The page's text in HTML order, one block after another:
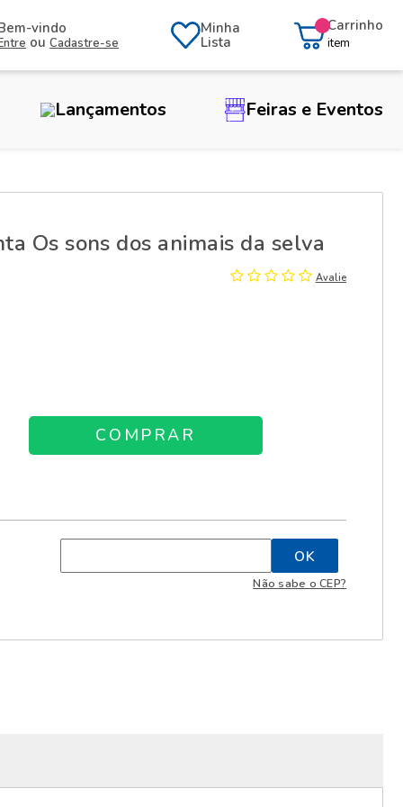
vindo
ouCadastre-se
Minha
Lista
Carrinho
item
Lançamentos Feiras e Eventos
Os sons dos animais da selva
Avalie
Não sabe o CEP?